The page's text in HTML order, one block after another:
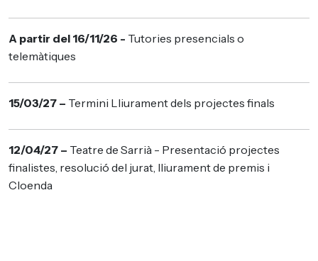
A partir del 16/11/26 - Tutories presencials o
telemàtiques
15/03/27 – Termini Lliurament dels projectes finals
12/04/27 – Teatre de Sarrià - Presentació projectes
finalistes, resolució del jurat, lliurament de premis i
Cloenda